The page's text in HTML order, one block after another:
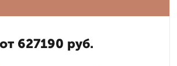
от 627190 руб.